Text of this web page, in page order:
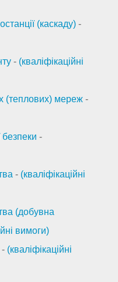
(каскаду) -
- (кваліфікаційні
(теплових) мереж -
безпеки -
- (кваліфікаційні
(добувна
вимоги)
- (кваліфікаційні